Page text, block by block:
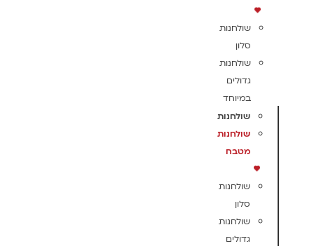
שולחנות
סלון
שולחנות
גדולים
במיוחד
שולחנות
שולחנות
מטבח
שולחנות
סלון
שולחנות
גדולים